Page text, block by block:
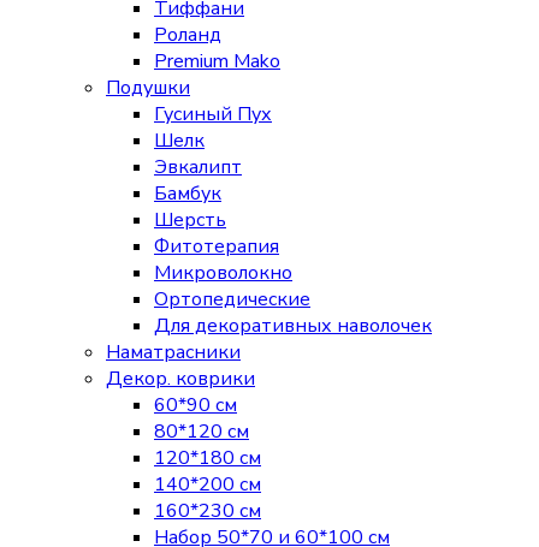
Тиффани
Роланд
Premium Mako
Подушки
Гусиный Пух
Шелк
Эвкалипт
Бамбук
Шерсть
Фитотерапия
Микроволокно
Ортопедические
Для декоративных наволочек
Наматрасники
Декор. коврики
60*90 см
80*120 см
120*180 см
140*200 см
160*230 см
Набор 50*70 и 60*100 см